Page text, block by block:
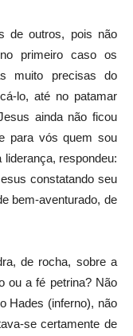
de outros, pois não
primeiro caso os
muito precisas do
lo, até no patamar
ainda não ficou
para vós quem sou
liderança, respondeu:
constatando seu
bem-aventurado, de
de rocha, sobre a
ou a fé petrina? Não
Hades (inferno), não
se certamente de